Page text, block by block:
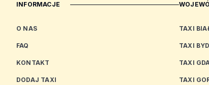
INFORMACJE
O NAS
FAQ
KONTAKT
DODAJ TAXI
TAXI
TAXI
TAXI
TAXI